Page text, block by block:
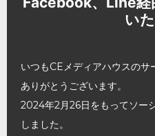
い
いつもCEメディアハウスの
ありがとうございます。
2024年2月26日をもってソー
しました。